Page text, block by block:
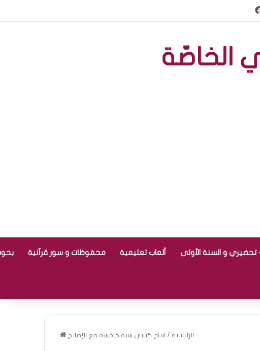
محفوظات و سور قرآنية ألعاب تعليمية تحضيري و السنة الأولى
الرئيسية / انتاج كتابي سنة خامسة مع الإصلاح